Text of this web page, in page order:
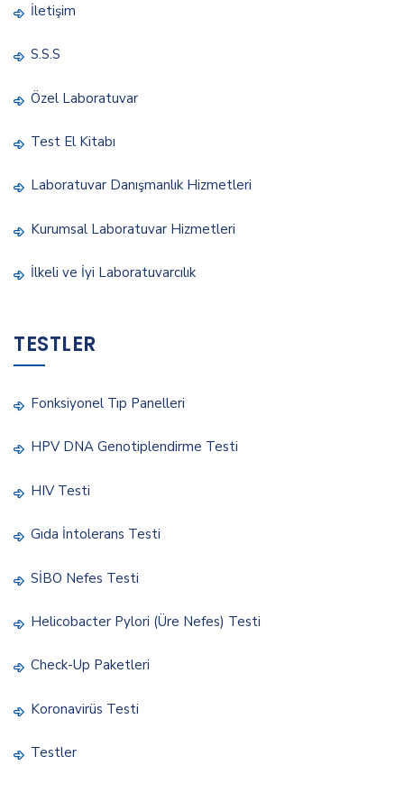
İletişim
S.S.S
Özel Laboratuvar
Test El Kitabı
Laboratuvar Danışmanlık Hizmetleri
Kurumsal Laboratuvar Hizmetleri
İlkeli ve İyi Laboratuvarcılık
TESTLER
Fonksiyonel Tıp Panelleri
HPV DNA Genotiplendirme Testi
HIV Testi
Gıda İntolerans Testi
SİBO Nefes Testi
Helicobacter Pylori (Üre Nefes) Testi
Check-Up Paketleri
Koronavirüs Testi
Testler